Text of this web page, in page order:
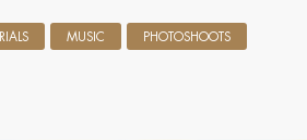
MUSIC PHOTOSHOOTS